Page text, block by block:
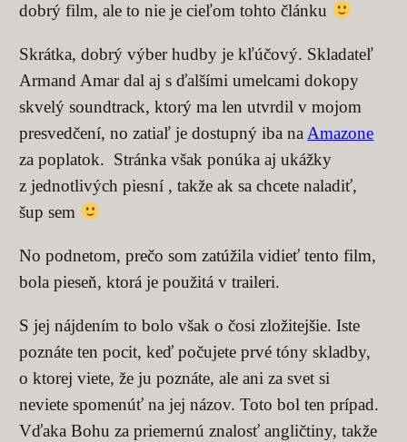
dobrý film, ale to nie je cieľom tohto článku
Skrátka, dobrý výber hudby je kľúčový. Skladateľ
Armand Amar dal aj s ďalšími umelcami dokopy
skvelý soundtrack, ktorý ma len utvrdil v mojom
presvedčení, no zatiaľ je dostupný iba na Amazone
za poplatok. Stránka však ponúka aj ukážky
z jednotlivých piesní , takže ak sa chcete naladiť,
šup sem
No podnetom, prečo som zatúžila vidieť tento film,
bola pieseň, ktorá je použitá v traileri.
S jej nájdením to bolo však o čosi zložitejšie. Iste
poznáte ten pocit, keď počujete prvé tóny skladby,
o ktorej viete, že ju poznáte, ale ani za svet si
neviete spomenúť na jej názov. Toto bol ten prípad.
Vďaka Bohu za priemernú znalosť angličtiny, takže